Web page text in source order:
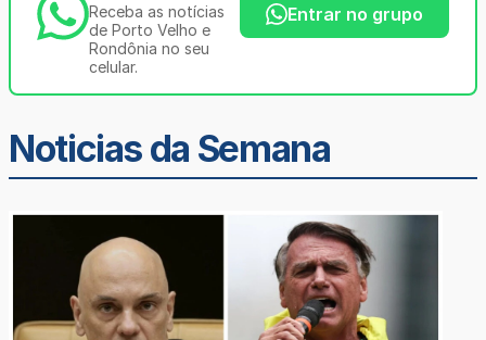
Receba as notícias
de Porto Velho e
Rondônia no seu
celular.
Entrar no grupo
Noticias da Semana